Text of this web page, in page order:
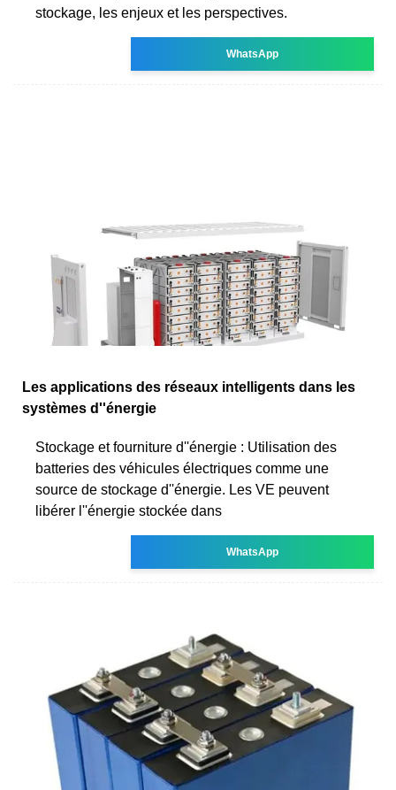
stockage, les enjeux et les perspectives.
WhatsApp
Les applications des réseaux intelligents dans les
systèmes d''énergie
Stockage et fourniture d''énergie : Utilisation des
batteries des véhicules électriques comme une
source de stockage d''énergie. Les VE peuvent
libérer l''énergie stockée dans
WhatsApp